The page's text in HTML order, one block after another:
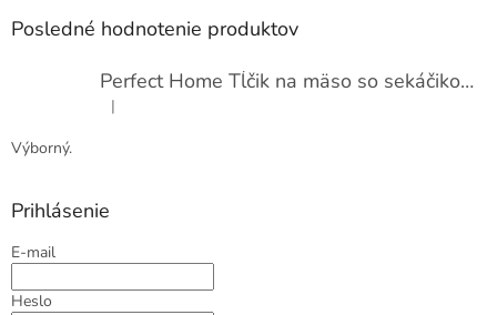
Posledné hodnotenie produktov
Perfect Home Tĺčik na mäso so sekáčikom, 56893
Hodnotenie produktu je 5 z 5 hviezdičiek.
|
Výborný.
Prihlásenie
E-mail
Heslo